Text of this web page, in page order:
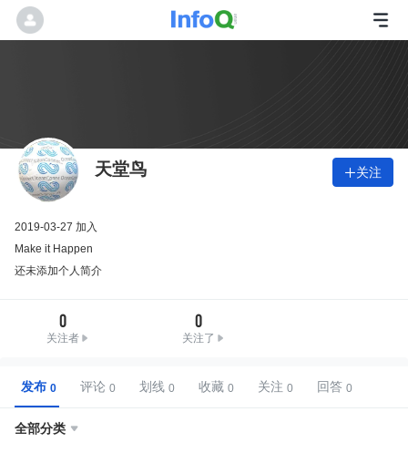
天堂鸟 关注
2019-03-27 加入
Make it Happen
还未添加个人简介
0
关注者
0
关注了
发布 评论 划线 收藏 关注 回答
全部分类 